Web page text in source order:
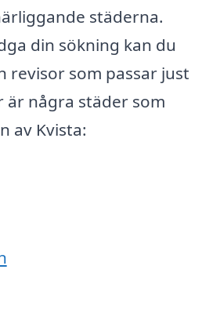
städerna.
din sökning kan du
revisor som passar just
är några städer som
av Kvista: